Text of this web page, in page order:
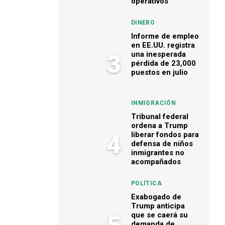
3
DINERO
Informe de empleo
en EE.UU. registra
una inesperada
pérdida de 23,000
puestos en julio
4
INMIGRACIÓN
Tribunal federal
ordena a Trump
liberar fondos para
defensa de niños
inmigrantes no
acompañados
POLÍTICA
Exabogado de
Trump anticipa
que se caerá su